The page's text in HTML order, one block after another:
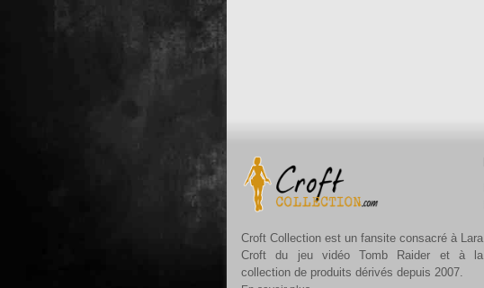
Croft Collection est un fansite consacré à Lara
Croft du jeu vidéo Tomb Raider et à la
collection de produits dérivés depuis 2007.